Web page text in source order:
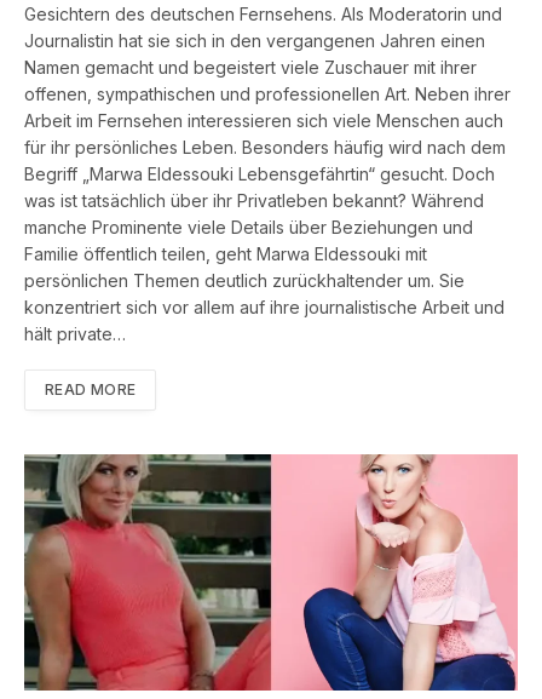
Gesichtern des deutschen Fernsehens. Als Moderatorin und
Journalistin hat sie sich in den vergangenen Jahren einen
Namen gemacht und begeistert viele Zuschauer mit ihrer
offenen, sympathischen und professionellen Art. Neben ihrer
Arbeit im Fernsehen interessieren sich viele Menschen auch
für ihr persönliches Leben. Besonders häufig wird nach dem
Begriff „Marwa Eldessouki Lebensgefährtin“ gesucht. Doch
was ist tatsächlich über ihr Privatleben bekannt? Während
manche Prominente viele Details über Beziehungen und
Familie öffentlich teilen, geht Marwa Eldessouki mit
persönlichen Themen deutlich zurückhaltender um. Sie
konzentriert sich vor allem auf ihre journalistische Arbeit und
hält private…
READ MORE